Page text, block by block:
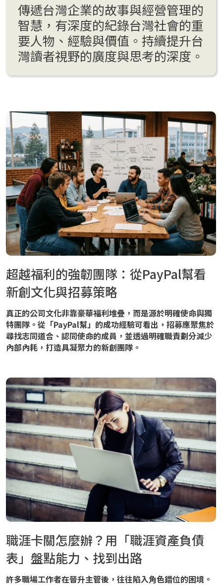
傳遞台灣企業的故事與經營管理的
智慧，有深度的紀錄台灣社會的重
要人物、經驗與價值。持續提升台
灣讀者視野的廣度與思考的深度。
超越福利的強韌團隊：從PayPal幫看
新創文化與招募策略
真正的公司文化非靠豪華福利堆疊，而是源於明確使命與獨
特團隊。從「PayPal幫」的成功經驗可看出，招募應聚焦於
尋找志同道合、認同使命的成員，並透過明確職責劃分減少
內部內耗，打造具凝聚力的新創團隊。
職涯卡關怎麼辦？用「職涯資產負債
表」盤點能力、找到出路
許多職場工作者在晉升主管後，往往陷入角色錯位的困境。